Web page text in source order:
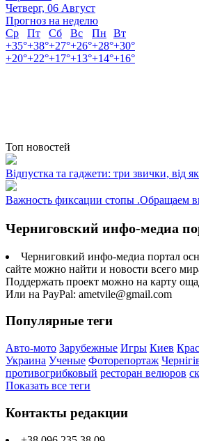
Четверг, 06 Август
Прогноз на неделю
Ср
Пт Сб Вс Пн
Вт
+35°+38°+27°+26°+28°+30°
+20°+22°+17°+13°+14°+16°
Топ новостей
Відпустка та гаджети: три звички, від
Важность фиксации стопы .Обращаем
Черниговский инфо-медиа
Черниговкий инфо-медиа портал
сайте можно найти и новости всего
Поддержать проект можно на карту
Или на PayPal: ametvile@gmail.com
Популярные теги
Авто-мото Зарубежные Игры Киев
Украина Ученые Фоторепортаж
противогрибковый ресторан велюров
Показать все теги
Контакты редакции